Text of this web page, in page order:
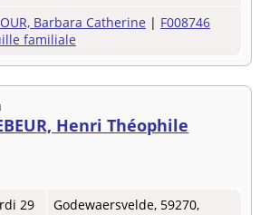
Barbara Catherine | F008746
familiale
Henri Théophile
29
Godewaersvelde, 59270,